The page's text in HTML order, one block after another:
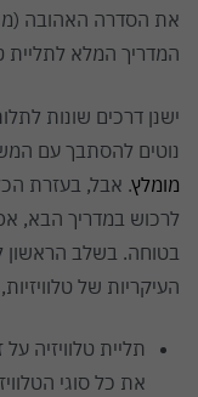
את הסדרה האהובה
המדריך המלא לתליית
ישנן דרכים שונות
נוטים להסתבך עם
מומלץ. אבל, בעזרת
לרכוש במדריך הבא,
בטוחה. בשלב הראשון
העיקריות של
תליית טלוויזיה
את כל סוגי